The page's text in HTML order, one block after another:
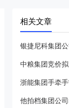
相关文章
中粮集团竞价
浙能集团手牵